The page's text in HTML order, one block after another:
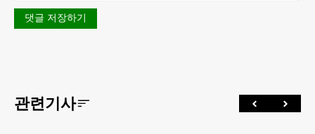
댓글 저장하기
관련기사